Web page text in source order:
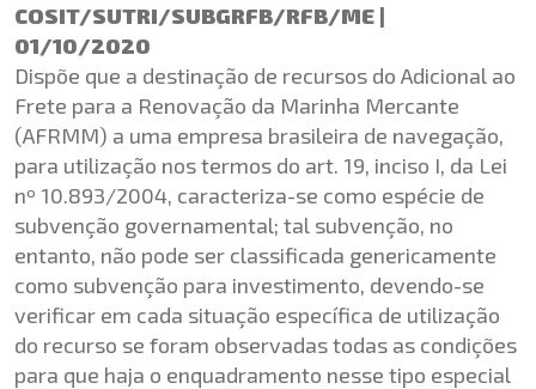
COSIT/SUTRI/SUBGRFB/RFB/ME |
01/10/2020
Dispõe que a destinação de recursos do Adicional ao
Frete para a Renovação da Marinha Mercante
(AFRMM) a uma empresa brasileira de navegação,
para utilização nos termos do art. 19, inciso I, da Lei
nº 10.893/2004, caracteriza-se como espécie de
subvenção governamental; tal subvenção, no
entanto, não pode ser classificada genericamente
como subvenção para investimento, devendo-se
verificar em cada situação específica de utilização
do recurso se foram observadas todas as condições
para que haja o enquadramento nesse tipo especial